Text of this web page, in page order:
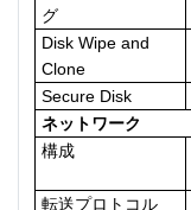
グ
Disk Wipe and
Clone
Secure Disk
ネットワーク
構成
転送プロトコル